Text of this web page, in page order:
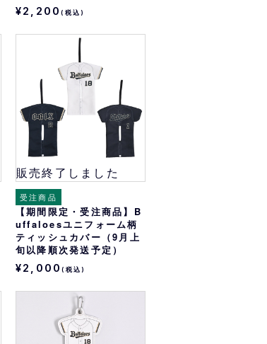
¥2,200(税込)
販売終了しました
受注商品
【期間限定・受注商品】B
uffaloesユニフォーム柄
ティッシュカバー（9月上
旬以降順次発送予定）
¥2,000(税込)